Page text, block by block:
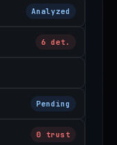
Analyzed
6 det.
Pending
0 trust